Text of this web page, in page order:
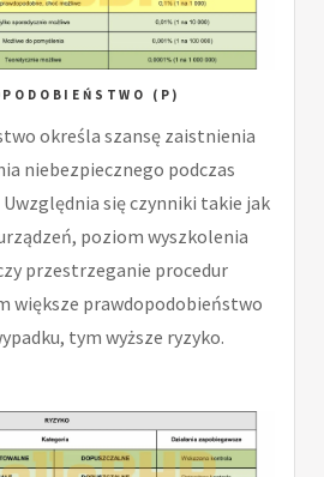
(P)
określa szansę zaistnienia
niebezpiecznego podczas
się czynniki takie jak
poziom wyszkolenia
przestrzeganie procedur
większe prawdopodobieństwo
tym wyższe ryzyko.